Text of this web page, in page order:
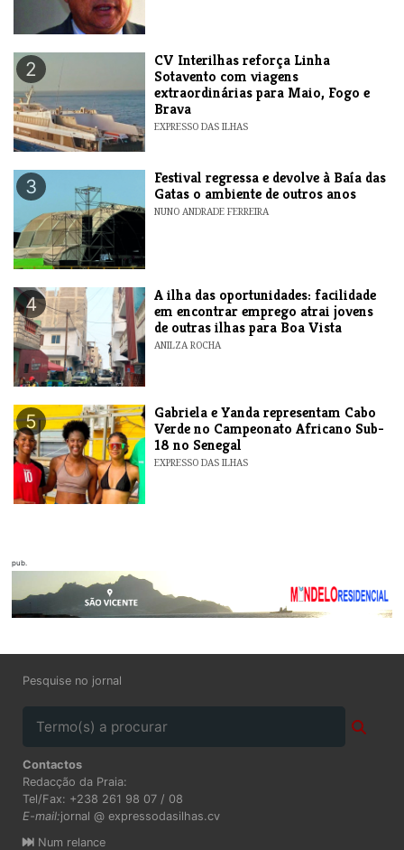
2
​CV Interilhas reforça Linha
Sotavento com viagens
extraordinárias para Maio, Fogo e
Brava
EXPRESSO DAS ILHAS
3
Festival regressa e devolve à Baía das
Gatas o ambiente de outros anos
NUNO ANDRADE FERREIRA
4
A ilha das oportunidades: facilidade
em encontrar emprego atrai jovens
de outras ilhas para Boa Vista
ANILZA ROCHA
5
Gabriela e Yanda representam Cabo
Verde no Campeonato Africano Sub-
18 no Senegal
EXPRESSO DAS ILHAS
pub.
Pesquise no jornal
Contactos
Redacção da Praia:
Tel/Fax: +238 261 98 07 / 08
E-mail:jornal @ expressodasilhas.cv
Num relance